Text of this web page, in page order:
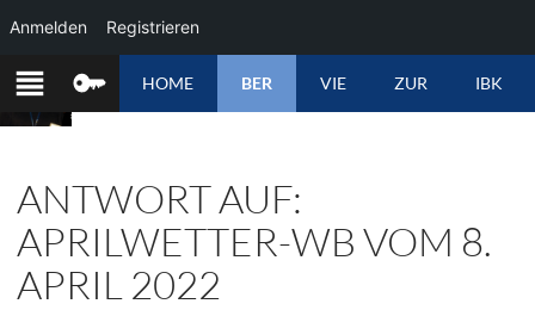
ZUM
INHALT
SPRINGEN
HOME BER VIE ZUR IBK
ANTWORT AUF:
APRILWETTER-WB VOM 8.
APRIL 2022
Anmelden Registrieren